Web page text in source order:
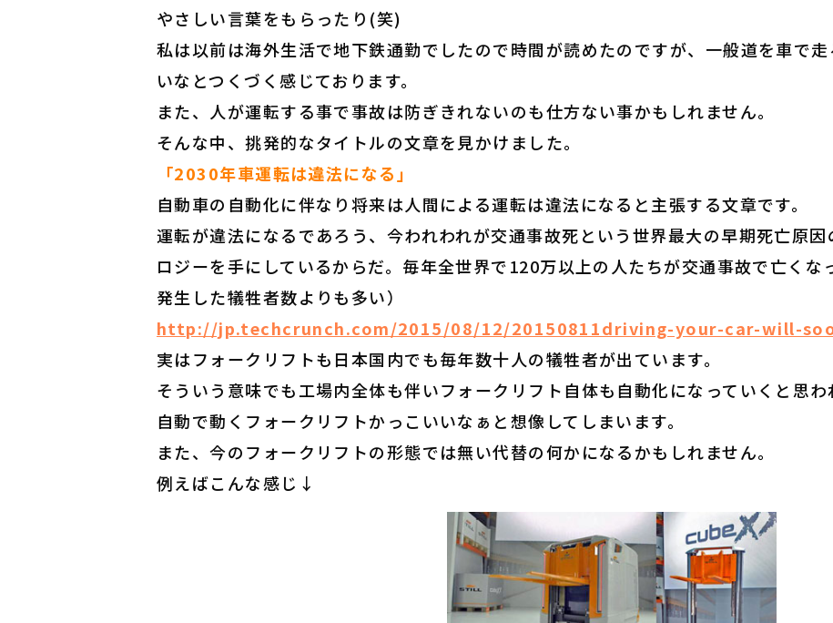
やさしい言葉をもらったり(笑)
私は以前は海外生活で地下鉄通勤でしたので時間が読めたのですが、一般道を車で
いなとつくづく感じております。
また、人が運転する事で事故は防ぎきれないのも仕方ない事かもしれません。
そんな中、挑発的なタイトルの文章を見かけました。
「2030年車運転は違法になる」
自動車の自動化に伴なり将来は人間による運転は違法になると主張する文章です。
運転が違法になるであろう、今われわれが交通事故死という世界最大の早期死亡原因
ロジーを手にしているからだ。毎年全世界で120万以上の人たちが交通事故で亡くな
発生した犠牲者数よりも多い）
http://jp.techcrunch.com/2015/08/12/20150811driving-your-car-will-
実はフォークリフトも日本国内でも毎年数十人の犠牲者が出ています。
そういう意味でも工場内全体も伴いフォークリフト自体も自動化になっていくと思わ
自動で動くフォークリフトかっこいいなぁと想像してしまいます。
また、今のフォークリフトの形態では無い代替の何かになるかもしれません。
例えばこんな感じ↓